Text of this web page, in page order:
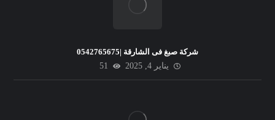
شركة صبغ فى الشارقة |0542765675
يناير 4, 2025
51